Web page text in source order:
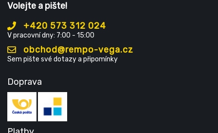
Volejte a pište!
+420 573 312 024
V pracovní dny: 7:00 - 15:00
obchod@rempo-vega.cz
Sem pište své dotazy a připomínky
Doprava